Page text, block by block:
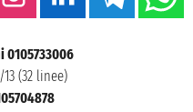
0105733006
(32 linee)